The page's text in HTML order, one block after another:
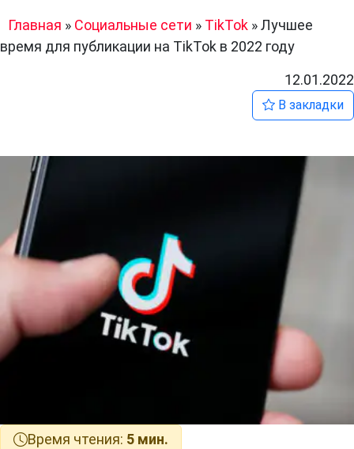
Главная » Социальные сети » TikTok »Лучшее
время для публикации на TikTok в 2022 году
12.01.2022
В закладки
Время чтения: 5 мин.